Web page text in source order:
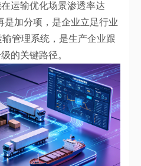
运输优化场景渗透率达
是加分项，是企业立足行业
管理系统，是生产企业跟
的关键路径。